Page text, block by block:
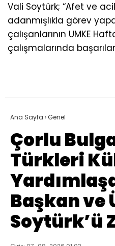
Vali Soytürk; “Afet ve
adanmışlıkla görev
çalışanlarının UMKE
çalışmalarında
Ana Sayfa ›Genel
Çorlu
Türkleri
Başkan ve
Soytürk’ü